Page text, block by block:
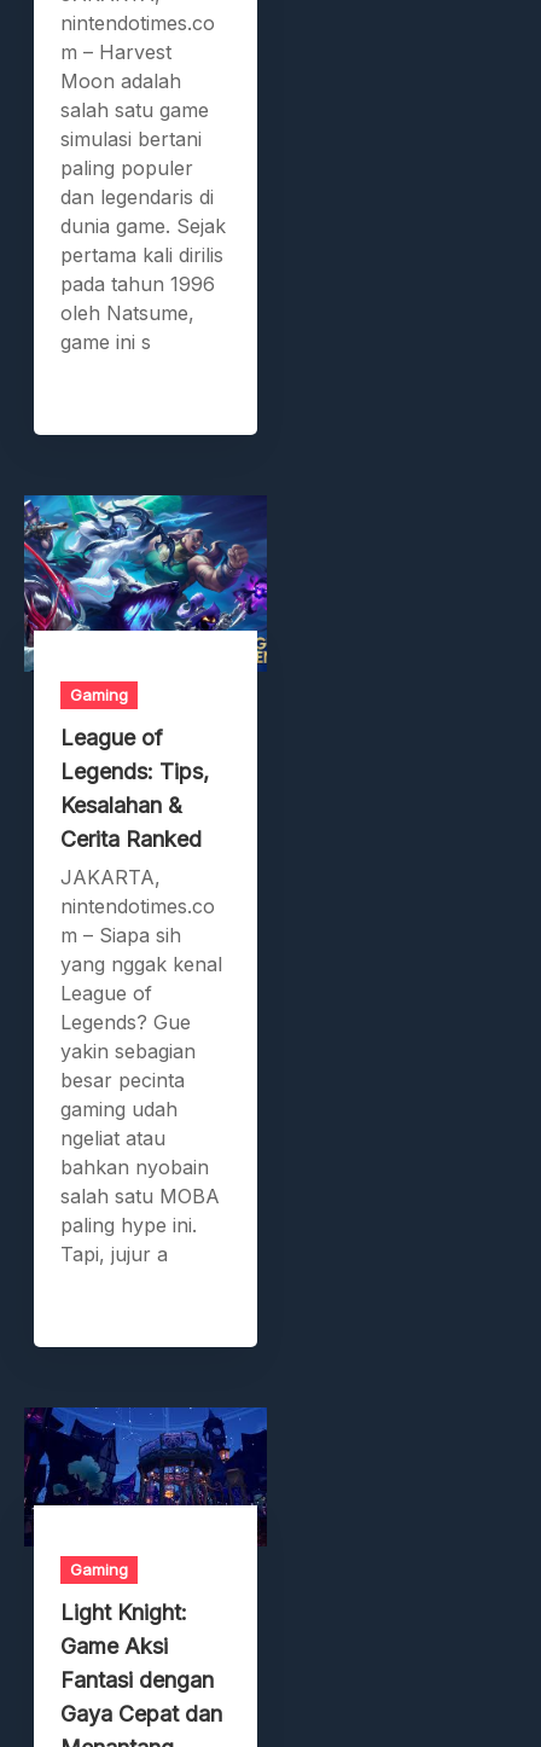
nintendotimes.co
m – Harvest
Moon adalah
salah satu game
simulasi bertani
paling populer
dan legendaris di
dunia game. Sejak
pertama kali dirilis
pada tahun 1996
oleh Natsume,
game ini s
Gaming
League of
Legends: Tips,
Kesalahan &
Cerita Ranked
JAKARTA,
nintendotimes.co
m – Siapa sih
yang nggak kenal
League of
Legends? Gue
yakin sebagian
besar pecinta
gaming udah
ngeliat atau
bahkan nyobain
salah satu MOBA
paling hype ini.
Tapi, jujur a
Gaming
Light Knight:
Game Aksi
Fantasi dengan
Gaya Cepat dan